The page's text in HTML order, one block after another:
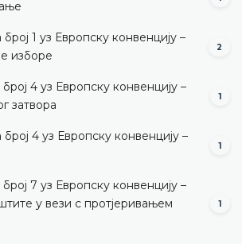
1 уз Европску конвенцију –
изборе
2
4 уз Европску конвенцију –
затвора
1
4 уз Европску конвенцију –
1
7 уз Европску конвенцију –
у вези с протјеривањем
1